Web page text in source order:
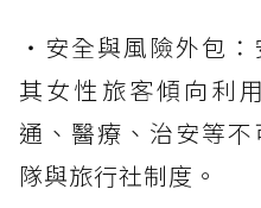
・安全與風險外包
其女性旅客傾向利
通、醫療、治安等
隊與旅行社制度。